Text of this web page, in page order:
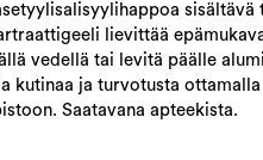
lievittää
vedellä tai levitä päälle
kutinaa ja turvotusta
Saatavana apteekista.